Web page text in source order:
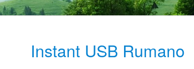
Instant USB Rumano